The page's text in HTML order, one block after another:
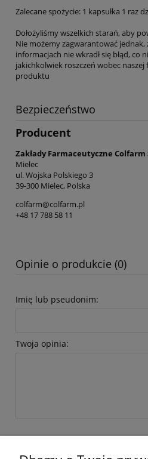
Zalecane spożycie: 1 kapsułka 1 raz
Dołożyliśmy wszelkich starań, aby
Nie możemy zagwarantować
informacjach nie wkradł się błąd, co
jakichkolwiek roszczeń wobec naszej
produktu
Bezpieczeństwo
Producent
Zakłady Farmaceutyczne Colfarm
Mielec
ul. Wojska Polskiego 3
39-300 Mielec, Polska
colfarm@colfarm.pl
+48 17 788 58 11
Opinie o produkcie (0)
Imię lub pseudonim:
Twoja opinia: